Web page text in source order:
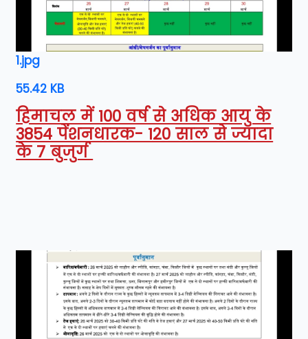
1.jpg
55.42 KB
हिमाचल में 100 वर्ष से अधिक आयु के
3854 पेंशनधारक- 120 साल से ज्यादा
के 7 बुजुर्ग